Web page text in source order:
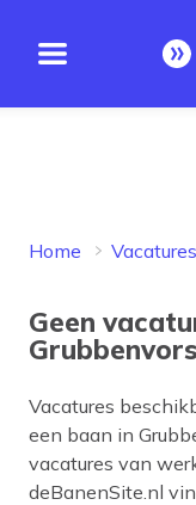
Open menu
Home Vacatures
Geen
Vacatures
een baan in
vacatures van
deBanenSite.nl